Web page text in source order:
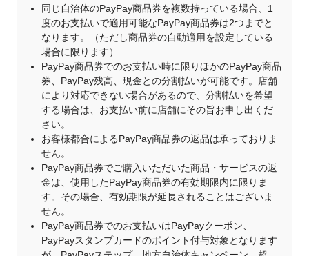
同じ自治体のPayPay商品券を複数持っている場合、1
度のお支払いで適用可能なPayPay商品券は2つまでと
なります。（ただし商品券の自動適用を設定している
場合に限ります）
PayPay商品券でのお支払い時に限りほかのPayPay商品
券、PayPay残高、現金との分割払いが可能です。店舗
により対応できない場合があるので、分割払いを希望
する場合は、お支払い前に店舗にその旨お申し出くだ
さい。
お客様都合によるPayPay商品券の返品は承っておりま
せん。
PayPay商品券でご購入いただいた商品・サービスの返
金は、使用したPayPay商品券の有効期限内に限りま
す。その場合、有効期限が延長されることはございま
せん。
PayPay商品券でのお支払いはPayPayクーポン、
PayPayスタンプカードのポイント付与対象となります